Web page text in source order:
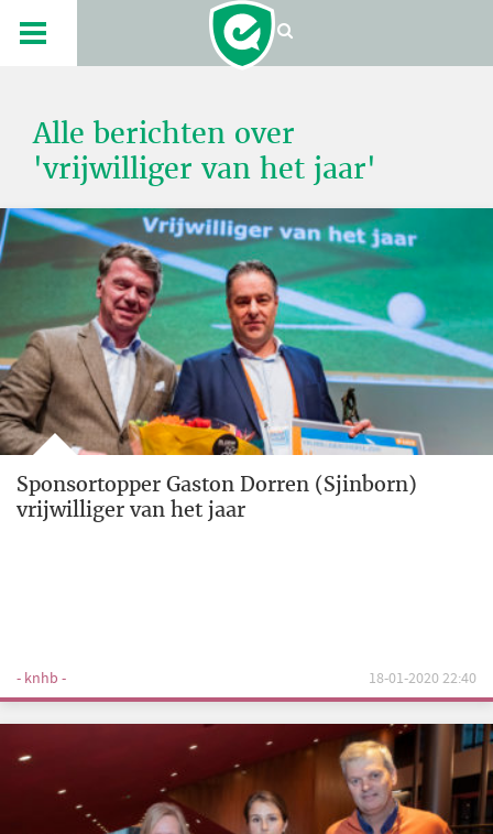
Alle berichten over
'vrijwilliger van het jaar'
Sponsortopper Gaston Dorren (Sjinborn)
vrijwilliger van het jaar
- knhb - 18-01-2020 22:40